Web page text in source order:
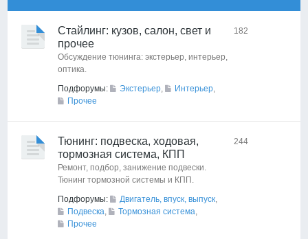
Стайлинг: кузов, салон, свет и
прочее
Обсуждение тюнинга: экстерьер, интерьер,
оптика.
Подфорумы:
Экстерьер, Интерьер,
Прочее
182
Тюнинг: подвеска, ходовая,
тормозная система, КПП
Ремонт, подбор, занижение подвески.
Тюнинг тормозной системы и КПП.
Подфорумы:
Двигатель, впуск, выпуск,
Подвеска, Тормозная система,
Прочее
244